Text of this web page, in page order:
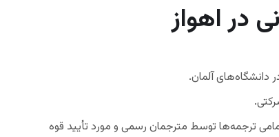
در اهواز
دانشگاه‌های آلمان.
ترجمه‌ها توسط مترجمان رسمی و مورد تأیید قوه